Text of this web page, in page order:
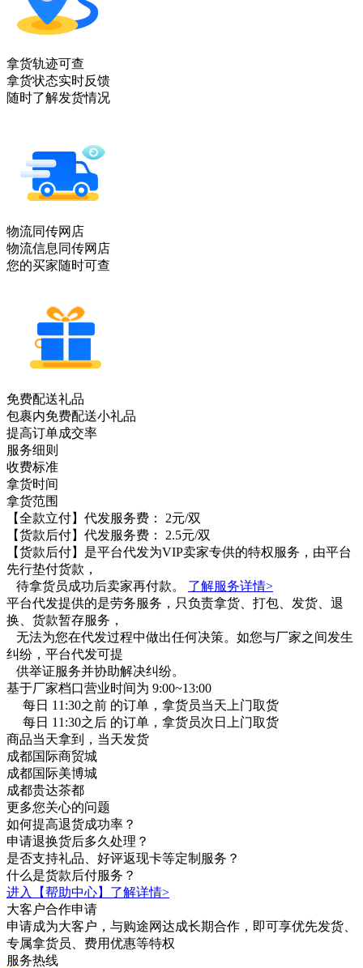
拿货轨迹可查
拿货状态实时反馈
随时了解发货情况
物流同传网店
物流信息同传网店
您的买家随时可查
免费配送礼品
包裹内免费配送小礼品
提高订单成交率
服务细则
收费标准
拿货时间
拿货范围
【全款立付】代发服务费： 2元/双
【货款后付】代发服务费： 2.5元/双
【货款后付】是平台代发为VIP卖家专供的特权服务，由平台
先行垫付货款，
待拿货员成功后卖家再付款。
了解服务详情>
平台代发提供的是劳务服务，只负责拿货、打包、发货、退
换、货款暂存服务，
无法为您在代发过程中做出任何决策。如您与厂家之间发生
纠纷，平台代发可提
供举证服务并协助解决纠纷。
基于厂家档口营业时间为 9:00~13:00
每日 11:30之前 的订单，拿货员当天上门取货
每日 11:30之后 的订单，拿货员次日上门取货
商品当天拿到，当天发货
成都国际商贸城
成都国际美博城
成都贵达茶都
更多您关心的问题
如何提高退货成功率 ？
申请退换货后多久处理？
是否支持礼品、 好评返现卡等定制服务？
什么是货款后付服务？
进入【帮助中心】了解详情>
大客户合作申请
申请成为大客户，与购途网达成长期合作，即可享优先发货、
专属拿货员、费用优惠等特权
服务热线